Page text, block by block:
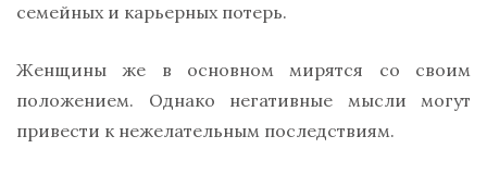
семейных и карьерных потерь.
Женщины же в основном мирятся со своим
положением. Однако негативные мысли могут
привести к нежелательным последствиям.